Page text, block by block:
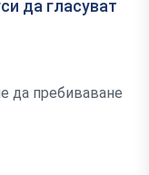
да гласуват
да пребиваване